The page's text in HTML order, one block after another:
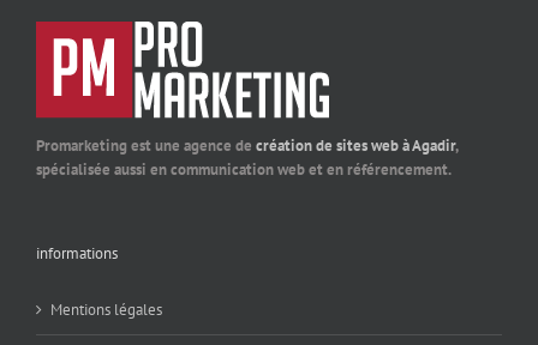
Promarketing est une agence de création de sites web à Agadir,
spécialisée aussi en communication web et en référencement.
informations
Mentions légales